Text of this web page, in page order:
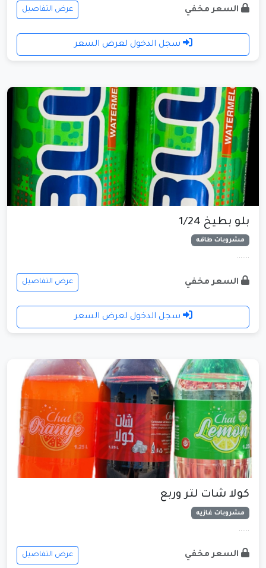
السعر مخفي عرض التفاصيل
سجل الدخول لعرض السعر
بلو بطيخ 1/24
مشروبات طاقه
.......
السعر مخفي عرض التفاصيل
سجل الدخول لعرض السعر
كولا شات لتر وربع
مشروبات غازيه
......
السعر مخفي عرض التفاصيل